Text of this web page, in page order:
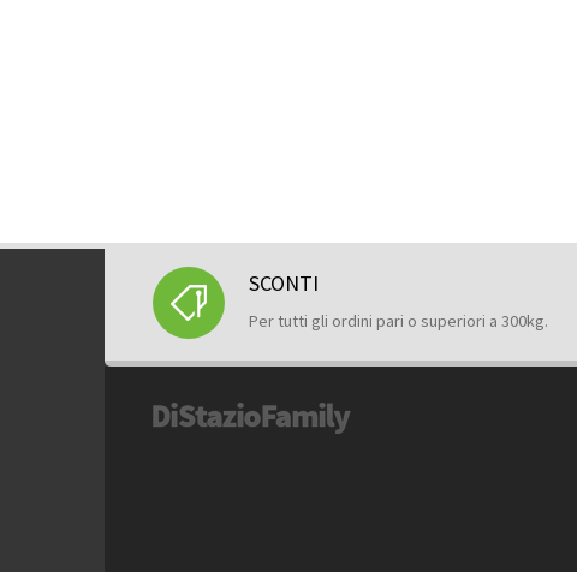
SCONTI
Per tutti gli ordini pari o superiori a 300kg.